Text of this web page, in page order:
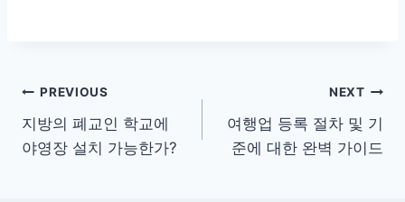
글
탐
PREVIOUS
지방의 폐교인 학교에
야영장 설치 가능한가?
NEXT
여행업 등록 절차 및 기
준에 대한 완벽 가이드